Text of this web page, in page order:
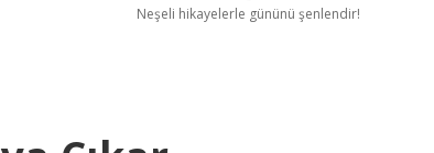
Neşeli hikayelerle gününü şenlendir!